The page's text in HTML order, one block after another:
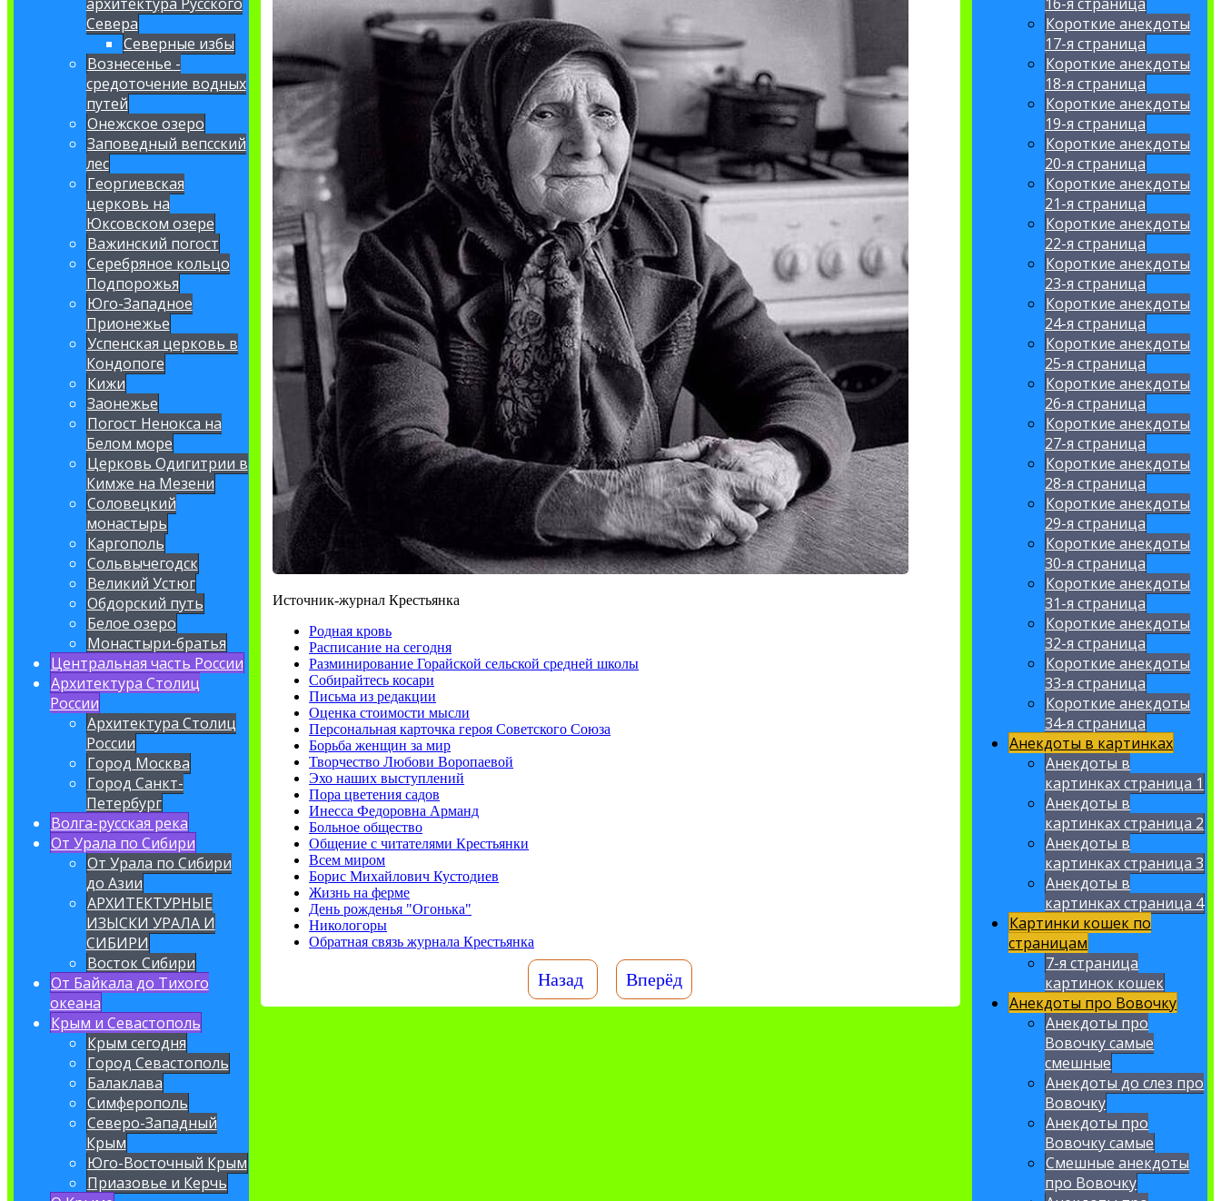
Севера
Северные избы
Вознесенье -
средоточение водных
путей
Онежское озеро
Заповедный вепсский
лес
Георгиевская
церковь на
Юксовском озере
Важинский погост
Серебряное кольцо
Подпорожья
Юго-Западное
Прионежье
Успенская церковь в
Кондопоге
Кижи
Заонежье
Погост Ненокса на
Белом море
Церковь Одигитрии в
Кимже на Мезени
Соловецкий
монастырь
Каргополь
Сольвычегодск
Великий Устюг
Обдорский путь
Белое озеро
Монастыри-братья
Центральная часть России
Архитектура Столиц
России
Архитектура Столиц
России
Город Москва
Город Санкт-
Петербург
Волга-русская река
От Урала по Сибири
От Урала по Сибири
до Азии
АРХИТЕКТУРНЫЕ
ИЗЫСКИ УРАЛА И
СИБИРИ
Восток Сибири
От Байкала до Тихого
океана
Крым и Севастополь
Крым сегодня
Город Севастополь
Балаклава
Симферополь
Северо-Западный
Крым
Юго-Восточный Крым
Приазовье и Керчь
Источник-журнал Крестьянка
Родная кровь
Расписание на сегодня
Разминирование Горайской сельской средней школы
Собирайтесь косари
Письма из редакции
Оценка стоимости мысли
Персональная карточка героя Советского Союза
Борьба женщин за мир
Творчество Любови Воропаевой
Эхо наших выступлений
Пора цветения садов
Инесса Федоровна Арманд
Больное общество
Общение с читателями Крестьянки
Всем миром
Борис Михайлович Кустодиев
Жизнь на ферме
День рожденья "Огонька"
Никологоры
Обратная связь журнала Крестьянка
Назад Вперёд
Короткие анекдоты
17-я страница
Короткие анекдоты
18-я страница
Короткие анекдоты
19-я страница
Короткие анекдоты
20-я страница
Короткие анекдоты
21-я страница
Короткие анекдоты
22-я страница
Короткие анекдоты
23-я страница
Короткие анекдоты
24-я страница
Короткие анекдоты
25-я страница
Короткие анекдоты
26-я страница
Короткие анекдоты
27-я страница
Короткие анекдоты
28-я страница
Короткие анекдоты
29-я страница
Короткие анекдоты
30-я страница
Короткие анекдоты
31-я страница
Короткие анекдоты
32-я страница
Короткие анекдоты
33-я страница
Короткие анекдоты
34-я страница
Анекдоты в картинках
Анекдоты в
картинках страница 1
Анекдоты в
картинках страница 2
Анекдоты в
картинках страница 3
Анекдоты в
картинках страница 4
Картинки кошек по
страницам
7-я страница
картинок кошек
Анекдоты про Вовочку
Анекдоты про
Вовочку самые
смешные
Анекдоты до слез про
Вовочку
Анекдоты про
Вовочку самые
Смешные анекдоты
про Вовочку